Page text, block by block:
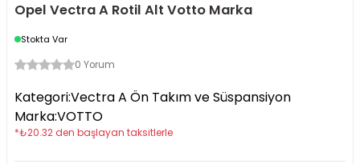
Opel Vectra A Rotil Alt Votto Marka
Stokta Var
0 Yorum
Kategori:Vectra A Ön Takım ve Süspansiyon
Marka:VOTTO
*₺20.32 den başlayan taksitlerle